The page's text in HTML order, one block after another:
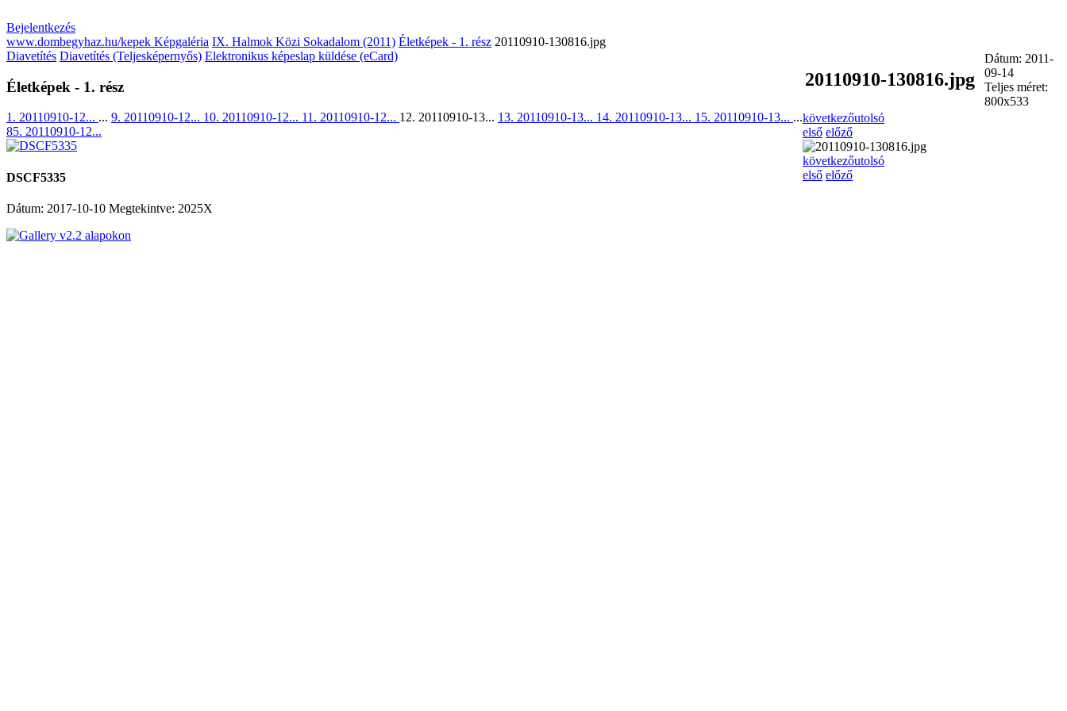
Bejelentkezés
www.dombegyhaz.hu/kepek Képgaléria IX. Halmok Közi Sokadalom (2011) Életképek - 1. rész 20110910-130816.jpg
Diavetítés Diavetítés (Teljesképernyős) Elektronikus képeslap küldése (eCard)
Életképek - 1. rész
1. 20110910-12... ... 9. 20110910-12... 10. 20110910-12... 11. 20110910-12... 12. 20110910-13... 13. 20110910-13... 14. 20110910-13... 15. 20110910-13... ...
85. 20110910-12...
DSCF5335
Dátum: 2017-10-10 Megtekintve: 2025X
20110910-130816.jpg
Dátum: 2011-
09-14
Teljes méret:
800x533
következőutolsó
első előző
következőutolsó
első előző